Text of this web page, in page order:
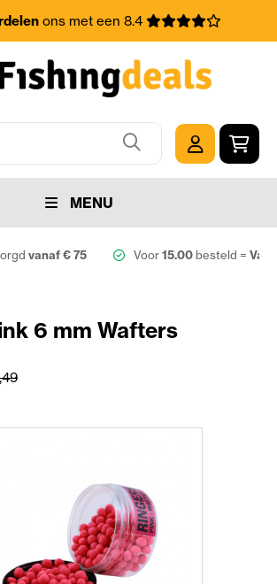
ons met een 8.4
MENU
vanaf € 75 Voor15.00besteld =
6 mm Wafters